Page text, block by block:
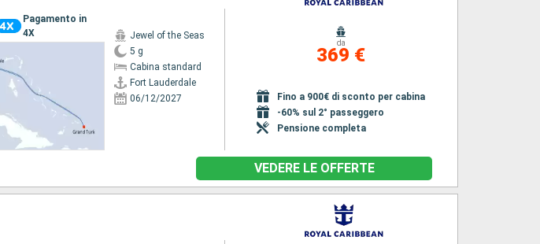
Pagamento in
4X
Jewel of the Seas
5 g
Cabina standard
Fort Lauderdale
06/12/2027
da
369 €
Fino a 900€ di sconto per cabina
-60% sul 2° passeggero
Pensione completa
VEDERE LE OFFERTE